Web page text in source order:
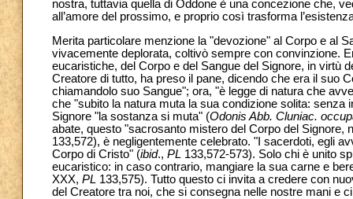
nostra, tuttavia quella di Oddone è una concezione che,
all’amore del prossimo, e proprio così trasforma
Merita particolare menzione la "devozione" al Corpo e al
vivacemente deplorata, coltivò sempre con convinzione.
eucaristiche, del Corpo e del Sangue del Signore, in virtù
Creatore di tutto, ha preso il pane, dicendo che era il suo
chiamandolo suo Sangue"; ora, "è legge di natura che
che "subito la natura muta la sua condizione solita: senza
Signore "la sostanza si muta" (Odonis Abb. Cluniac.
abate, questo "sacrosanto mistero del Corpo del Signore,
133,572), è negligentemente celebrato. "I sacerdoti, egli
Corpo di Cristo" (ibid., PL 133,572-573). Solo chi è unito
eucaristico: in caso contrario, mangiare la sua carne e
XXX, PL 133,575). Tutto questo ci invita a credere con
del Creatore tra noi, che si consegna nelle nostre mani e